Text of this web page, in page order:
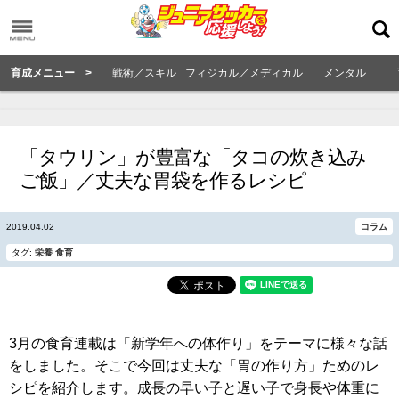
育成メニュー > 戦術／スキル フィジカル／メディカル メンタル
「タウリン」が豊富な「タコの炊き込み
ご飯」／丈夫な胃袋を作るレシピ
2019.04.02 コラム
タグ: 栄養 食育
3月の食育連載は「新学年への体作り」をテーマに様々な話
をしました。そこで今回は丈夫な「胃の作り方」ためのレ
シピを紹介します。成長の早い子と遅い子で身長や体重に